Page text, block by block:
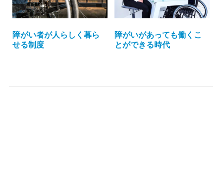
障がい者が人らしく暮ら
せる制度
障がいがあっても働くこ
とができる時代